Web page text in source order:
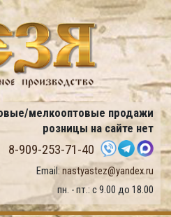
мелкооптовые продажи
розницы на сайте нет
8-909-253-71-40
Email: nastyastez@yandex.ru
пн. - пт.: с 9.00 до 18.00